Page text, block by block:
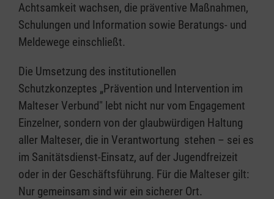
Achtsamkeit wachsen, die präventive Maßnahmen,
Schulungen und Information sowie Beratungs- und
Meldewege einschließt.
Die Umsetzung des institutionellen
Schutzkonzeptes „Prävention und Intervention im
Malteser Verbund" lebt nicht nur vom Engagement
Einzelner, sondern von der glaubwürdigen Haltung
aller Malteser, die in Verantwortung stehen – sei es
im Sanitätsdienst-Einsatz, auf der Jugendfreizeit
oder in der Geschäftsführung. Für die Malteser gilt:
Nur gemeinsam sind wir ein sicherer Ort.